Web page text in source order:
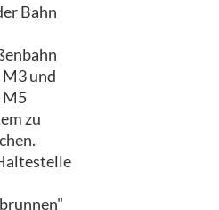
Bahn
und
M5
zu